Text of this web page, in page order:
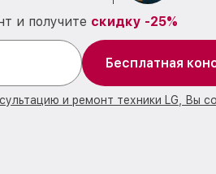
и получите скидку -25%
Бесплатная
и ремонт техники LG, Вы